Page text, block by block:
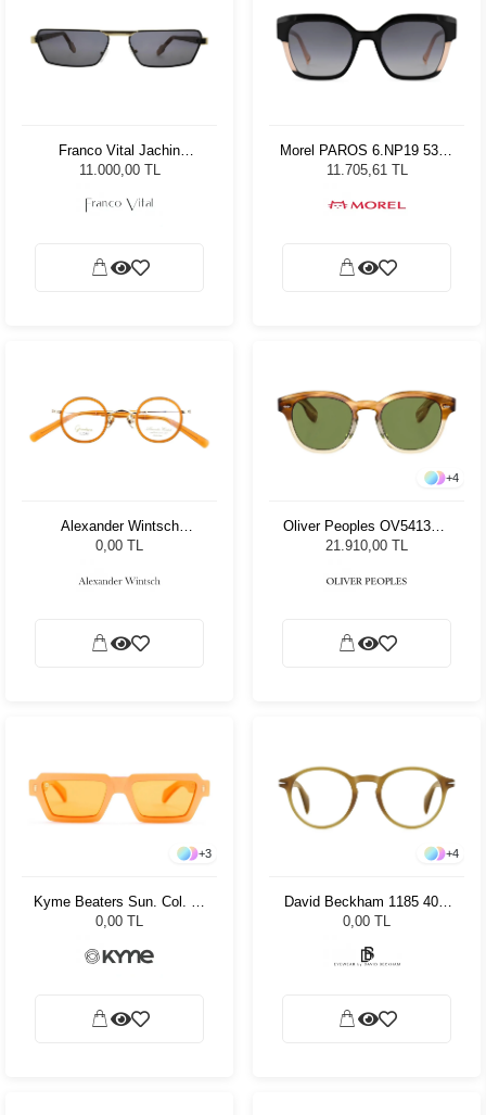
Franco Vital Jachin
MBLK/GLD Unisex Güneş
11.000,00 TL
Morel PAROS 6.NP19 5320
Kadın Güneş Gözlüğü
11.705,61 TL
Alexander Wintsch
AW6164 C4
0,00 TL
+4
Oliver Peoples OV5413SU
167452 50 Unisex Güneş
21.910,00 TL
+3
Kyme Beaters Sun. Col. 05
Kadın Güneş Gözlüğü
0,00 TL
+4
David Beckham 1185 40G
4949
0,00 TL